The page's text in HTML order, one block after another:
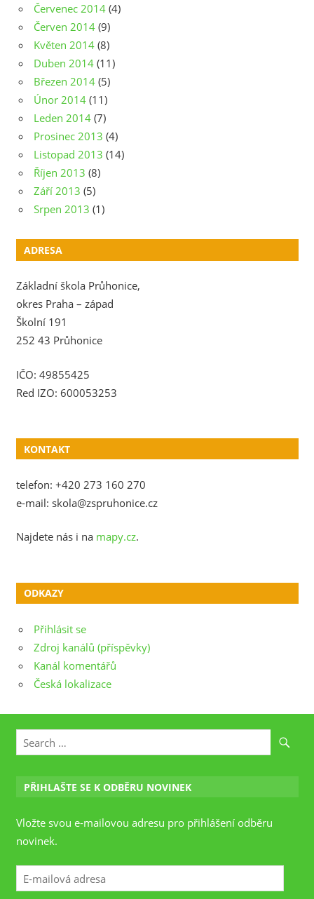
Červenec 2014 (4)
Červen 2014 (9)
Květen 2014 (8)
Duben 2014 (11)
Březen 2014 (5)
Únor 2014 (11)
Leden 2014 (7)
Prosinec 2013 (4)
Listopad 2013 (14)
Říjen 2013 (8)
Září 2013 (5)
Srpen 2013 (1)
ADRESA
Základní škola Průhonice,
okres Praha – západ
Školní 191
252 43 Průhonice
IČO: 49855425
Red IZO: 600053253
KONTAKT
telefon: +420 273 160 270
e-mail: skola@zspruhonice.cz
Najdete nás i na mapy.cz.
ODKAZY
Přihlásit se
Zdroj kanálů (příspěvky)
Kanál komentářů
Česká lokalizace
PŘIHLAŠTE SE K ODBĚRU NOVINEK
Vložte svou e-mailovou adresu pro přihlášení odběru
novinek.
E-
mailová